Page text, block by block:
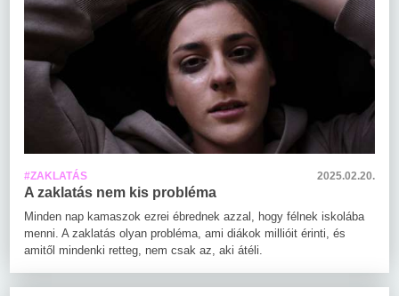
#ZAKLATÁS 2025.02.20.
A zaklatás nem kis probléma
Minden nap kamaszok ezrei ébrednek azzal, hogy félnek iskolába
menni. A zaklatás olyan probléma, ami diákok millióit érinti, és
amitől mindenki retteg, nem csak az, aki átéli.